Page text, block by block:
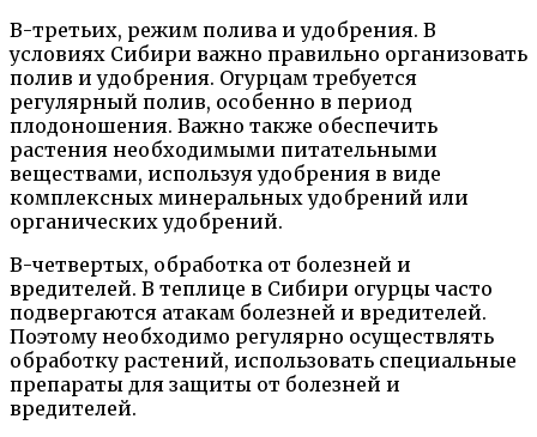
В-третьих, режим полива и удобрения. В
условиях Сибири важно правильно организовать
полив и удобрения. Огурцам требуется
регулярный полив, особенно в период
плодоношения. Важно также обеспечить
растения необходимыми питательными
веществами, используя удобрения в виде
комплексных минеральных удобрений или
органических удобрений.
В-четвертых, обработка от болезней и
вредителей. В теплице в Сибири огурцы часто
подвергаются атакам болезней и вредителей.
Поэтому необходимо регулярно осуществлять
обработку растений, использовать специальные
препараты для защиты от болезней и
вредителей.